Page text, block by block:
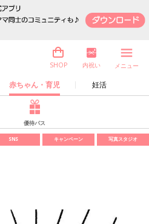
赤ちゃん・育児 妊活
SHOP 内祝い メニュー
優待パス
SNS キャンペーン 写真スタジオ